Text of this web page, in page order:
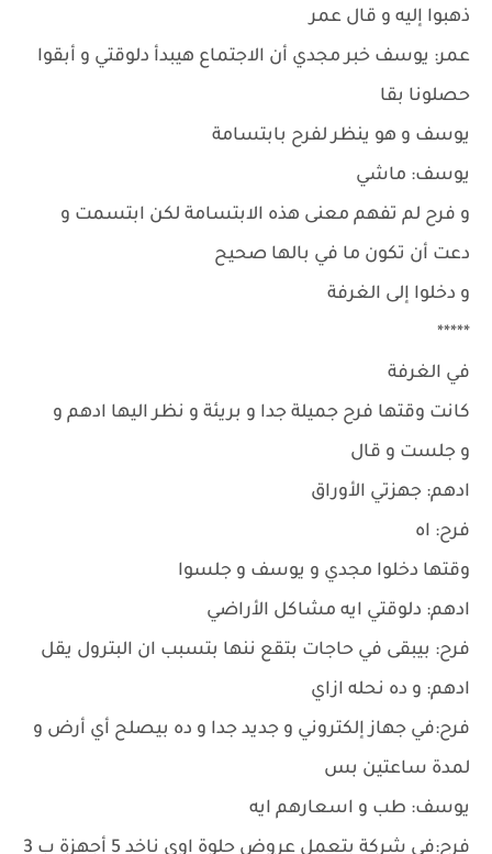
ذهبوا إليه و قال عمر
عمر: يوسف خبر مجدي أن الاجتماع هيبدأ دلوقتي و أبقوا
حصلونا بقا
يوسف و هو ينظر لفرح بابتسامة
يوسف: ماشي
و فرح لم تفهم معنى هذه الابتسامة لكن ابتسمت و
دعت أن تكون ما في بالها صحيح
و دخلوا إلى الغرفة
*****
في الغرفة
كانت وقتها فرح جميلة جدا و بريئة و نظر اليها ادهم و
و جلست و قال
ادهم: جهزتي الأوراق
فرح: اه
وقتها دخلوا مجدي و يوسف و جلسوا
ادهم: دلوقتي ايه مشاكل الأراضي
فرح: بيبقى في حاجات بتقع ننها بتسبب ان البترول يقل
ادهم: و ده نحله ازاي
فرح:في جهاز إلكتروني و جديد جدا و ده بيصلح أي أرض و
لمدة ساعتين بس
يوسف: طب و اسعارهم ايه
فرح:في شركة بتعمل عروض حلوة اوي ناخد 5 أجهزة ب 3